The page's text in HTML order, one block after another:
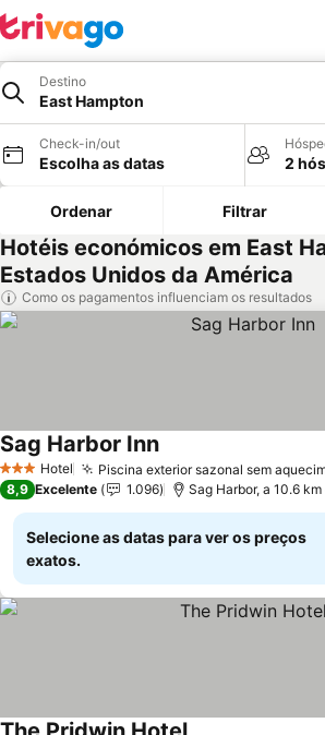
Destino
East Hampton
Check-in/out
Escolha as datas 2
Ordenar Filtrar
Hotéis económicos em East
Estados Unidos da América
Como os pagamentos influenciam os resultados
3 EstrelasHotel Piscina exterior sazonal sem
Sag Harbor Inn
8,9 Excelente 1.096 Sag Harbor, a 10.6
Selecione as datas para ver os preços
exatos.